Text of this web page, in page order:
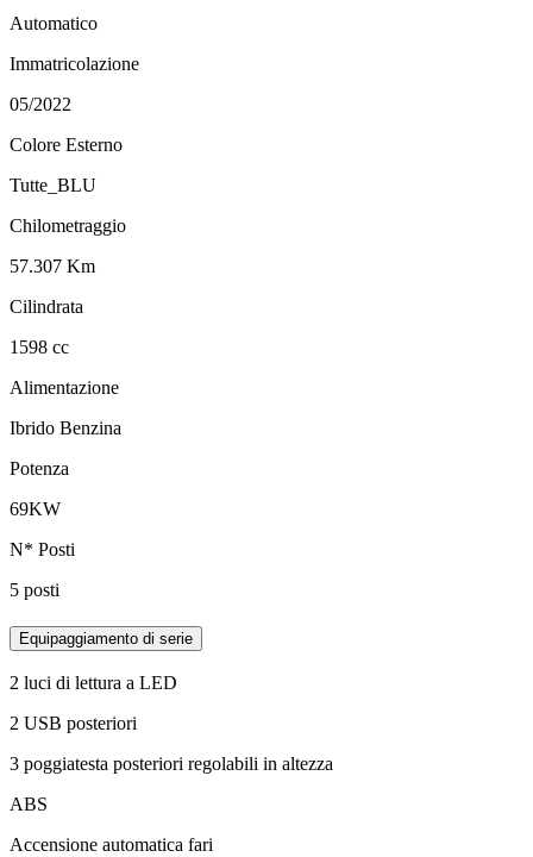
Automatico
Immatricolazione
05/2022
Colore Esterno
Tutte_BLU
Chilometraggio
57.307 Km
Cilindrata
1598 cc
Alimentazione
Ibrido Benzina
Potenza
69KW
N* Posti
5 posti
Equipaggiamento di serie
2 luci di lettura a LED
2 USB posteriori
3 poggiatesta posteriori regolabili in altezza
ABS
Accensione automatica fari